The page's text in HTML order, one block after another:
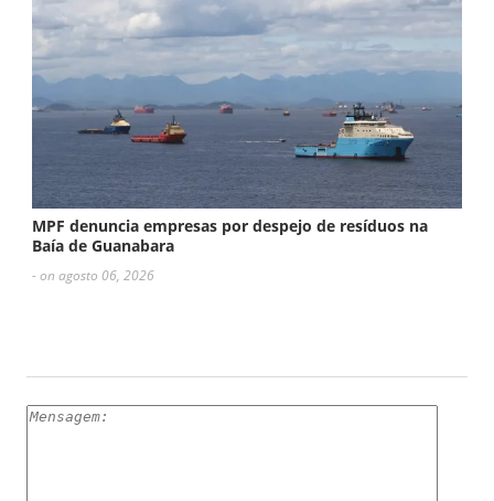
MPF denuncia empresas por despejo de resíduos na
Baía de Guanabara
- on agosto 06, 2026